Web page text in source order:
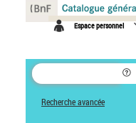
Espace personnel
Recherche avancée
Panneau de gestion des cookies